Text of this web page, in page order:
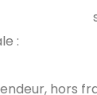
:
hors